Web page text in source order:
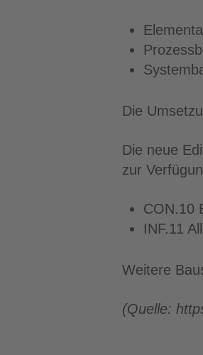
Die
Die neue
zur
CON.10
INF.11
Weitere
(Quelle: